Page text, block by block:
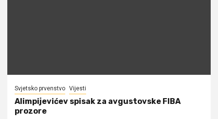
Svjetsko prvenstvo Vijesti
Alimpijevićev spisak za avgustovske FIBA
prozore